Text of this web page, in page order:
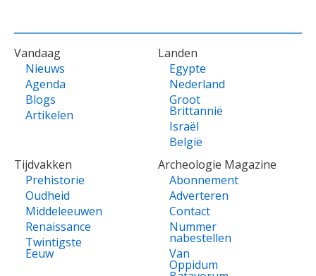
VOET
Vandaag
Nieuws
Agenda
Blogs
Artikelen
Landen
Egypte
Nederland
Groot
Brittannië
Israël
België
Tijdvakken
Prehistorie
Oudheid
Middeleeuwen
Renaissance
Twintigste
Eeuw
Archeologie Magazine
Abonnement
Adverteren
Contact
Nummer
nabestellen
Van
Oppidum